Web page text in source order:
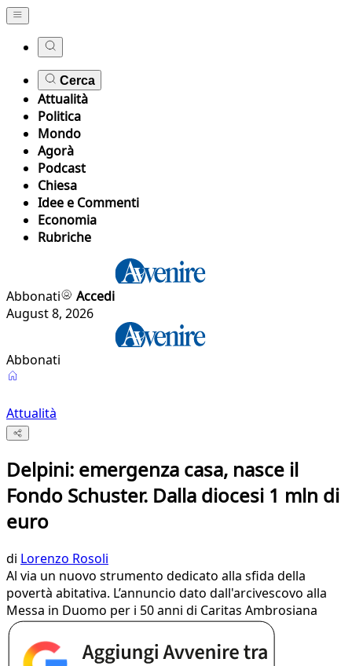
Cerca
Attualità
Politica
Mondo
Agorà
Podcast
Chiesa
Idee e Commenti
Economia
Rubriche
Abbonati
Accedi
August 8, 2026
Abbonati
Attualità
Delpini: emergenza casa, nasce il
Fondo Schuster. Dalla diocesi 1 mln di
euro
di Lorenzo Rosoli
Al via un nuovo strumento dedicato alla sfida della
povertà abitativa. L’annuncio dato dall'arcivescovo alla
Messa in Duomo per i 50 anni di Caritas Ambrosiana